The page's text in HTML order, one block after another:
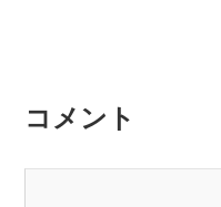
コメント